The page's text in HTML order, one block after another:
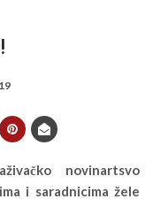
novinartsvo
i saradnicima žele